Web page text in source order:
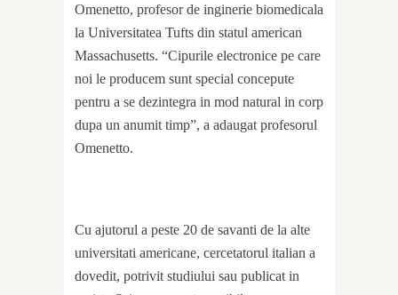
Omenetto, profesor de inginerie biomedicala
la Universitatea Tufts din statul american
Massachusetts. “Cipurile electronice pe care
noi le producem sunt special concepute
pentru a se dezintegra in mod natural in corp
dupa un anumit timp”, a adaugat profesorul
Omenetto.
Cu ajutorul a peste 20 de savanti de la alte
universitati americane, cercetatorul italian a
dovedit, potrivit studiului sau publicat in